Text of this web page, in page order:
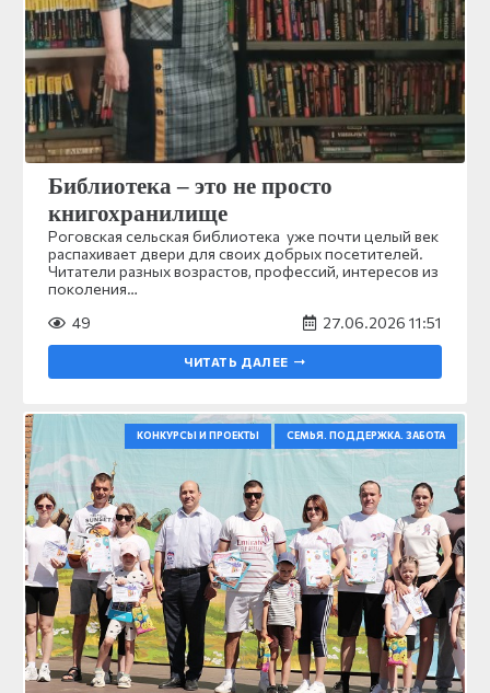
Библиотека – это не просто
книгохранилище
Роговская сельская библиотека уже почти целый век
распахивает двери для своих добрых посетителей.
Читатели разных возрастов, профессий, интересов из
поколения…
49
27.06.2026 11:51
ЧИТАТЬ ДАЛЕЕ
КОНКУРСЫ И ПРОЕКТЫ СЕМЬЯ. ПОДДЕРЖКА. ЗАБОТА